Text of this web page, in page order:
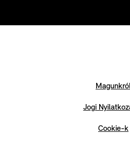
Jogi
Cookie-k